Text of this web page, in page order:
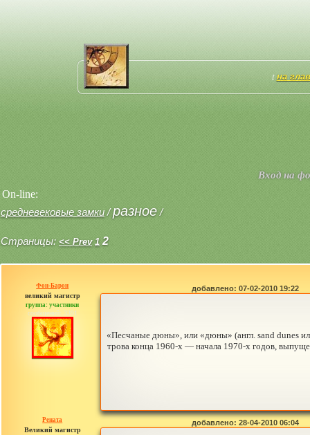
[ на
Вход на
On-line:
средневековые замки/разное/
Страницы:<< Prev 1 2
Фон-Барон
великий магистр
группа: участники
сообщений: 3391
добавлено: 07-02-2010 19:22
«Песчаные дюны», или «дюны» (англ. sand dunes
трова конца 1960-х — начала 1970-х годов,
Рената
Великий магистр
добавлено: 28-04-2010 06:04